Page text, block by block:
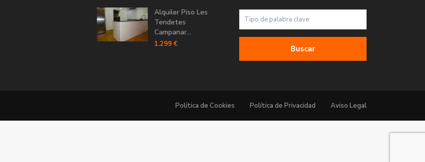
Alquiler Piso Les
Tendetes
Campanar...
1.299 € Buscar
Política de Cookies Política de Privacidad Aviso Legal